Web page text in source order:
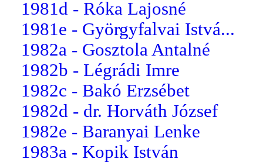
1981d - Róka Lajosné
1981e - Györgyfalvai Istvá...
1982a - Gosztola Antalné
1982b - Légrádi Imre
1982c - Bakó Erzsébet
1982d - dr. Horváth József
1982e - Baranyai Lenke
1983a - Kopik István